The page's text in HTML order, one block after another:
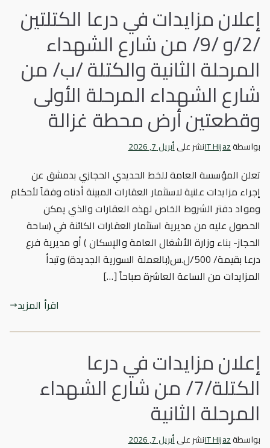
إعلان مزايدات في درعا الكتلتين
/2/و /9/ من شارع الشهداء
المرحلة الثانية والكتلة /ب/ من
شارع الشهداء المرحلة الأولى
وقطعتين أرض محطة غزالة
بواسطةIT Hijazنشر علىأبريل 7, 2026
تعلن المؤسسة العامة للخط الحديدي الحجازي بدمشق عن
إجراء مزايدات علنية لاستثمار العقارات المبينة أدناه وفقاً لأحكام
ومواد دفتر الشروط الخاص لهذه العقارات والذي يمكن
الحصول عليه من مديرية استثمار العقارات الكائنة في (ساحة
الحجاز- بناء وزارة الأشغال العامة والإسكان ) أو مديرية فرع
درعا بقيمة/ 500/ل.س(بالعملة السورية الجديدة) وتبدأ
المزايدات من الساعة العاشرة صباحاً […]
اقرأ المزيد
إعلان مزايدات في درعا
الكتلة/7/ من شارع الشهداء
المرحلة الثانية
بواسطةIT Hijazنشر علىأبريل 7, 2026